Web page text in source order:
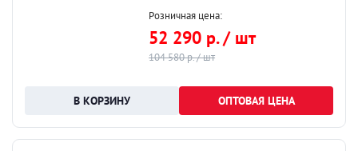
Розничная цена:
52 290 р. / шт
104 580 р. / шт
ОПТОВАЯ ЦЕНА